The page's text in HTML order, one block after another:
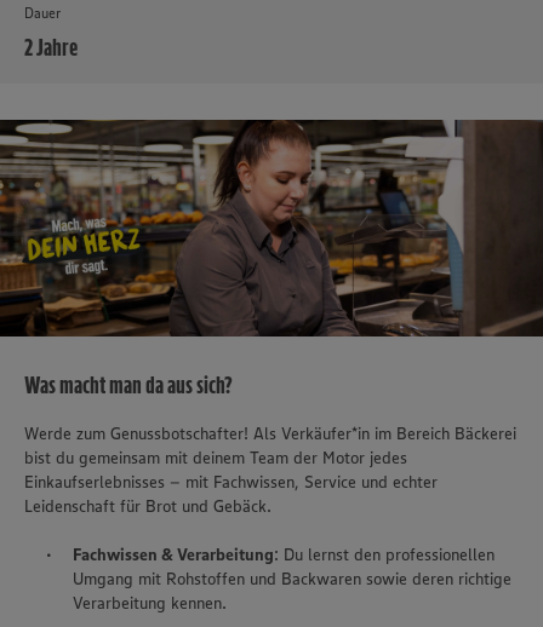
Dauer
2 Jahre
Was macht man da aus sich?
Werde zum Genussbotschafter! Als Verkäufer*in im Bereich Bäckerei
bist du gemeinsam mit deinem Team der Motor jedes
Einkaufserlebnisses – mit Fachwissen, Service und echter
Leidenschaft für Brot und Gebäck.
Fachwissen & Verarbeitung: Du lernst den professionellen
Umgang mit Rohstoffen und Backwaren sowie deren richtige
Verarbeitung kennen.